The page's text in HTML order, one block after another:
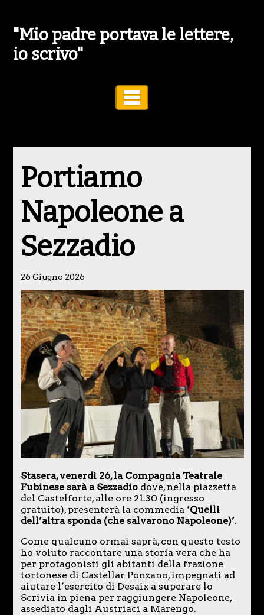
"Mio padre portava le lettere,
io scrivo"
Portiamo
Napoleone a
Sezzadio
26 Giugno 2026
Stasera, venerdì 26, la Compagnia Teatrale
Fubinese sarà a Sezzadio dove, nella piazzetta
del Castelforte, alle ore 21.30 (ingresso
gratuito), presenterà la commedia‘Quelli
dell’altra sponda (che salvarono Napoleone)’.
Come qualcuno ormai saprà, con questo testo
ho voluto raccontare una storia vera che ha
per protagonisti gli abitanti della frazione
tortonese di Castellar Ponzano, impegnati ad
aiutare l’esercito di Desaix a superare lo
Scrivia in piena per raggiungere Napoleone,
assediato dagli Austriaci a Marengo.